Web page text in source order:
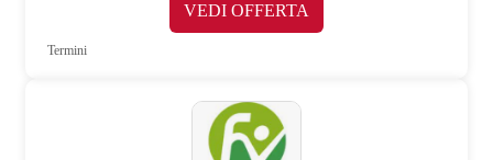
VEDI OFFERTA
Termini